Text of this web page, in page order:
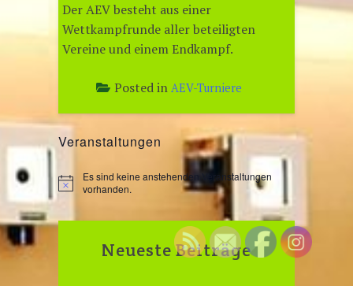
Der AEV besteht aus einer
Wettkampfrunde aller beteiligten
Vereine und einem Endkampf.
Posted in AEV-Turniere
Veranstaltungen
H
w
Es sind keine anstehenden Veranstaltungen
vorhanden.
Neueste Beiträge